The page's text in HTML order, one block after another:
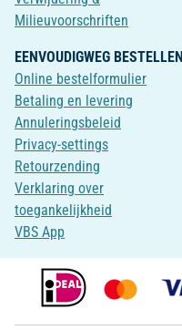
Milieuvoorschriften
EENVOUDIGWEG BESTELLEN
Online bestelformulier
Betaling en levering
Annuleringsbeleid
Privacy-settings
Retourzending
Verklaring over
toegankelijkheid
VBS App